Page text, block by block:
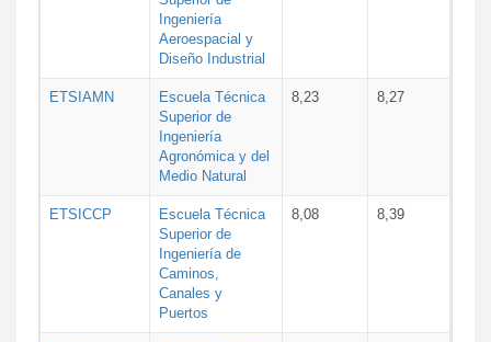
Ingeniería
Aeroespacial y
Diseño Industrial
ETSIAMN
Escuela Técnica
Superior de
Ingeniería
Agronómica y del
Medio Natural
8,23 8,27
ETSICCP
Escuela Técnica
Superior de
Ingeniería de
Caminos,
Canales y
Puertos
8,08 8,39